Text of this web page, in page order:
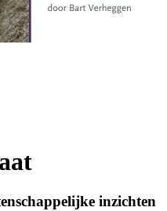
inzichten